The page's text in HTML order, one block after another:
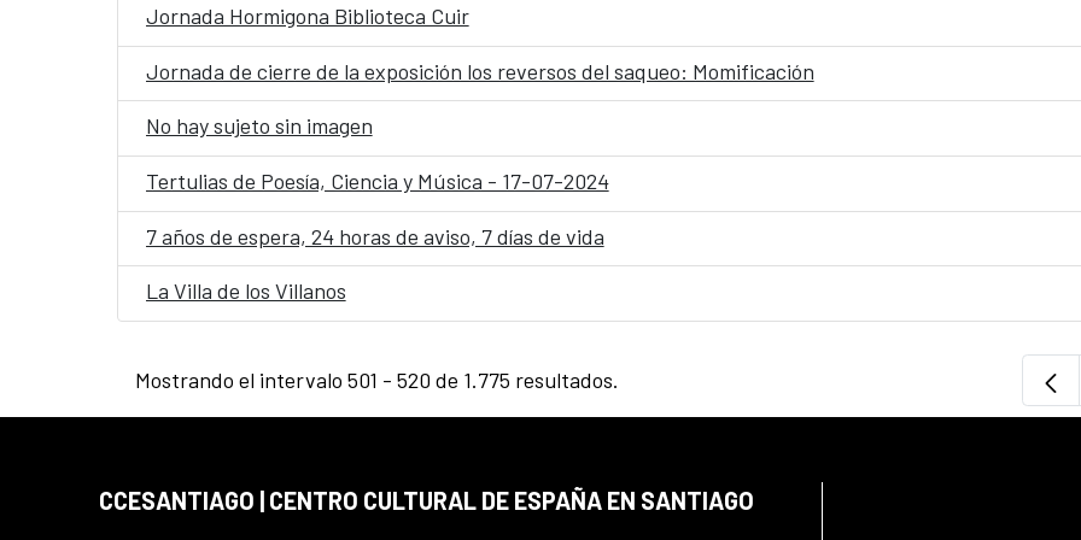
Jornada Hormigona Biblioteca Cuir
Jornada de cierre de la exposición los reversos del saqueo: Momificación
No hay sujeto sin imagen
Tertulias de Poesía, Ciencia y Música - 17-07-2024
7 años de espera, 24 horas de aviso, 7 días de vida
La Villa de los Villanos
Mostrando el intervalo 501 - 520 de 1.775 resultados.
CCESANTIAGO | CENTRO CULTURAL DE ESPAÑA EN SANTIAGO